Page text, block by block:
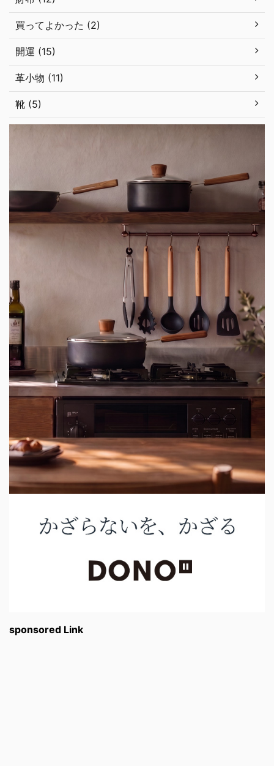
買ってよかった (2)
開運 (15)
革小物 (11)
靴 (5)
sponsored Link